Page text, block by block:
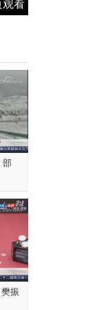
观看
部
振